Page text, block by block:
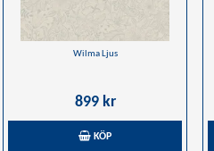
Wilma Ljus
899 kr
KÖP